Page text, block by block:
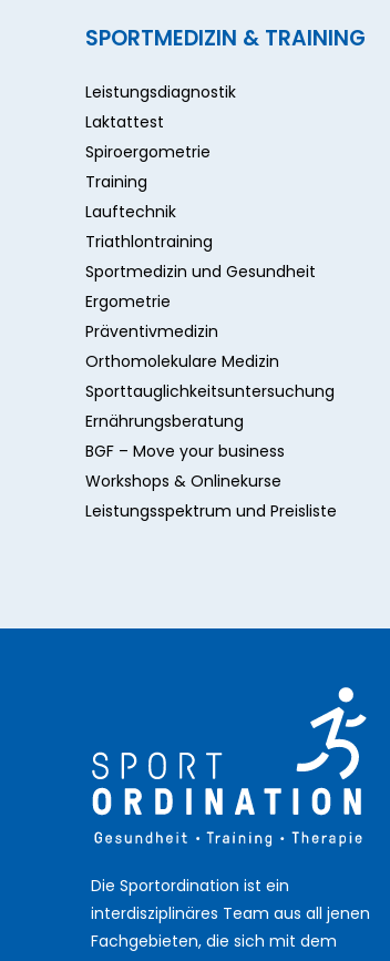
SPORTMEDIZIN & TRAINING
Leistungsdiagnostik
Laktattest
Spiroergometrie
Training
Lauftechnik
Triathlontraining
Sportmedizin und Gesundheit
Ergometrie
Präventivmedizin
Orthomolekulare Medizin
Sporttauglichkeitsuntersuchung
Ernährungsberatung
BGF – Move your business
Workshops & Onlinekurse
Leistungsspektrum und Preisliste
Die Sportordination ist ein
interdisziplinäres Team aus all jenen
Fachgebieten, die sich mit dem